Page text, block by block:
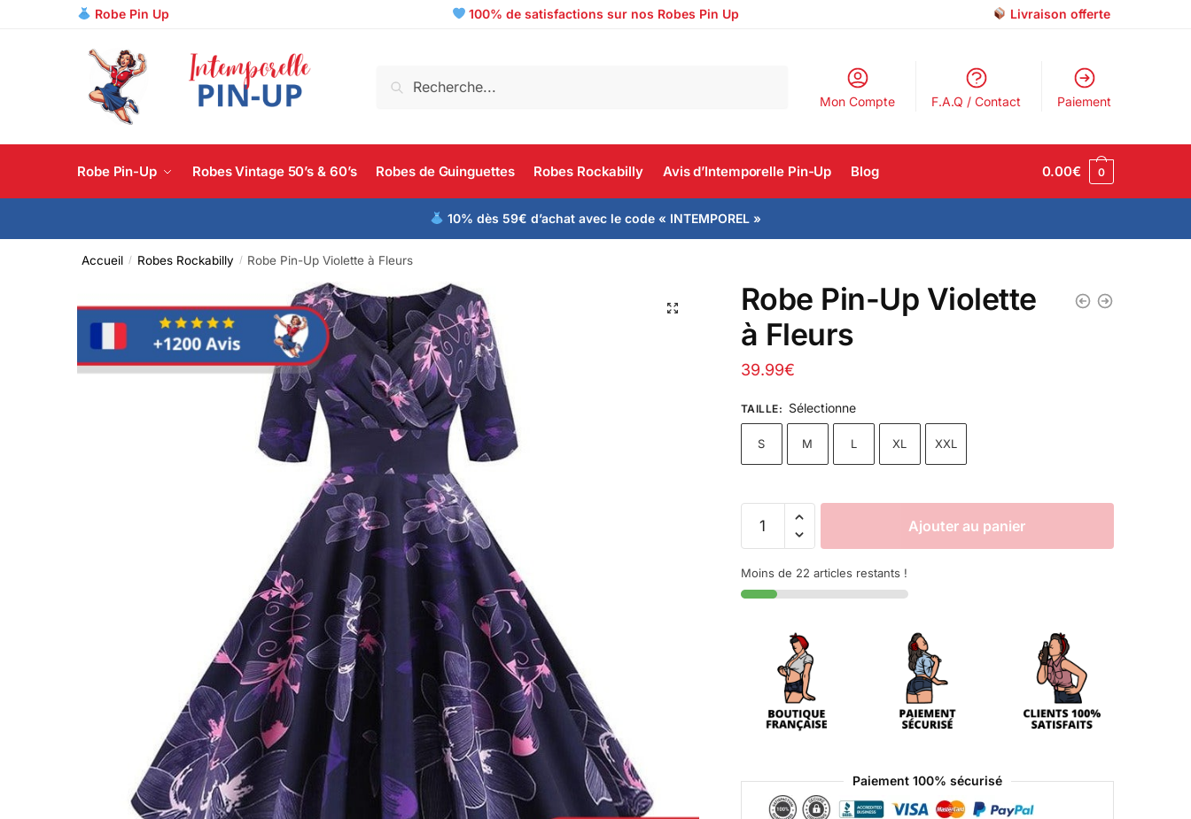
Robe Pin Up 100% de satisfactions sur nos Robes Pin Up Livraison offerte
Recherche
Mon Compte F.A.Q / Contact Paiement
Robe Pin-Up Robes Vintage 50’s & 60’s Robes de Guinguettes Robes Rockabilly Avis d’Intemporelle Pin-Up Blog 0.00€ 0
10% dès 59€ d’achat avec le code « INTEMPOREL »
Accueil / Robes Rockabilly / Robe Pin-Up Violette à Fleurs
Robe Pin-Up Violette
à Fleurs
39.99€
TAILLE: Sélectionne
S M L XL XXL
Ajouter au panier
Moins de 22 articles restants !
Paiement 100% sécurisé